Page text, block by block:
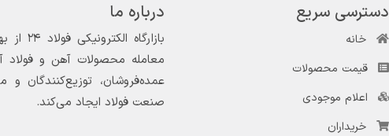
دسترسی سریع
خانه
قیمت محصولات
اعلام موجودی
خریداران
درباره ما
معامله محصولات آهن و فولاد
عمده‌فروشان، توزیع‌کنندگان
صنعت فولاد ایجاد می‌کند.